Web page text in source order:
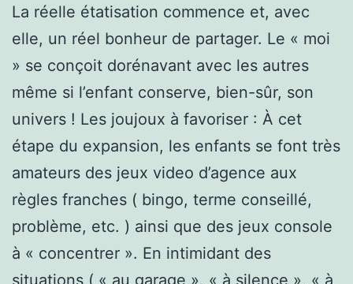
La réelle étatisation commence et, avec
elle, un réel bonheur de partager. Le « moi
» se conçoit dorénavant avec les autres
même si l’enfant conserve, bien-sûr, son
univers ! Les joujoux à favoriser : À cet
étape du expansion, les enfants se font très
amateurs des jeux video d’agence aux
règles franches ( bingo, terme conseillé,
problème, etc. ) ainsi que des jeux console
à « concentrer ». En intimidant des
situations ( « au garage », « à silence », « à